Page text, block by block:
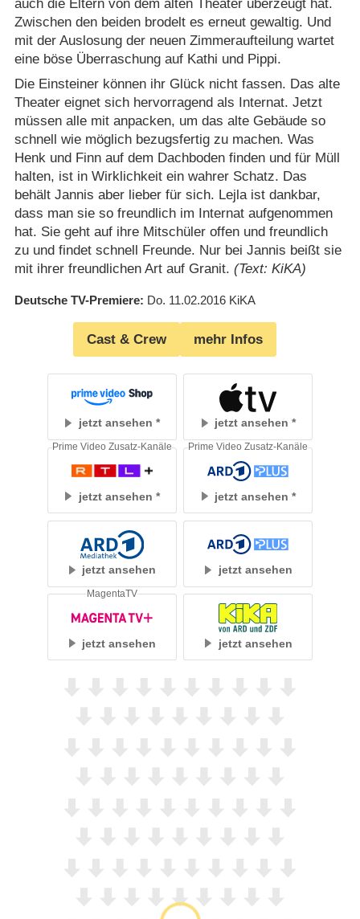
auch die Eltern von dem alten Theater überzeugt hat.
Zwischen den beiden brodelt es erneut gewaltig. Und
mit der Auslosung der neuen Zimmeraufteilung wartet
eine böse Überraschung auf Kathi und Pippi.
Die Einsteiner können ihr Glück nicht fassen. Das alte
Theater eignet sich hervorragend als Internat. Jetzt
müssen alle mit anpacken, um das alte Gebäude so
schnell wie möglich bezugsfertig zu machen. Was
Henk und Finn auf dem Dachboden finden und für Müll
halten, ist in Wirklichkeit ein wahrer Schatz. Das
behält Jannis aber lieber für sich. Lejla ist dankbar,
dass man sie so freundlich im Internat aufgenommen
hat. Sie geht auf ihre Mitschüler offen und freundlich
zu und findet schnell Freunde. Nur bei Jannis beißt sie
mit ihrer freundlichen Art auf Granit. (Text: KiKA)
Deutsche TV-Premiere Do. 11.02.2016 KiKA
Cast & Crew mehr Infos
jetzt ansehen jetzt ansehen
jetzt ansehen
Prime Video Zusatz-Kanäle
jetzt ansehen
Prime Video Zusatz-Kanäle
jetzt ansehen jetzt ansehen
jetzt ansehen
MagentaTV
jetzt ansehen